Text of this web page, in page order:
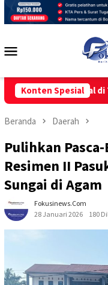
Loncat
Konten Spesial
Tinggal di Tenda.
Beranda Daerah
Pulihkan
Resimen II
Sungai di Agam
Fokusinews.com
28 Januari 2026
180